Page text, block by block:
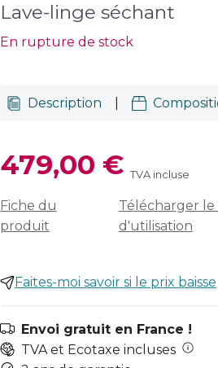
Lave-linge séchant
En rupture de stock
Description
479,00 € TVA incluse
Fiche du
produit
Télécharger le
d'utilisation
Faites-moi savoir si le prix baisse
Envoi gratuit en France !
TVA et Ecotaxe incluses